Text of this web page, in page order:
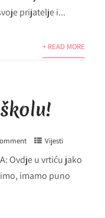
prijatelje i...
+ READ MORE
Vijesti
Ovdje u vrtiću jako
imamo puno